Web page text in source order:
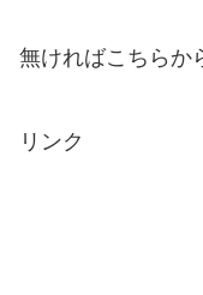
無ければこちらか
リンク